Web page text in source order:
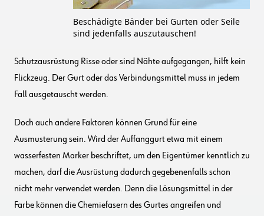
Beschädigte Bänder bei Gurten oder Seile
sind jedenfalls auszutauschen!
Schutzausrüstung Risse oder sind Nähte aufgegangen, hilft kein
Flickzeug. Der Gurt oder das Verbindungsmittel muss in jedem
Fall ausgetauscht werden.
Doch auch andere Faktoren können Grund für eine
Ausmusterung sein. Wird der Auffanggurt etwa mit einem
wasserfesten Marker beschriftet, um den Eigentümer kenntlich zu
machen, darf die Ausrüstung dadurch gegebenenfalls schon
nicht mehr verwendet werden. Denn die Lösungsmittel in der
Farbe können die Chemiefasern des Gurtes angreifen und